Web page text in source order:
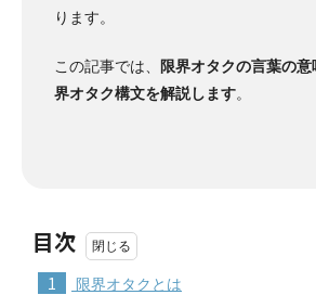
ります。
この記事では、
限界オタクの言葉の
界オタク構文を解説します。
目次
1 限界オタクとは